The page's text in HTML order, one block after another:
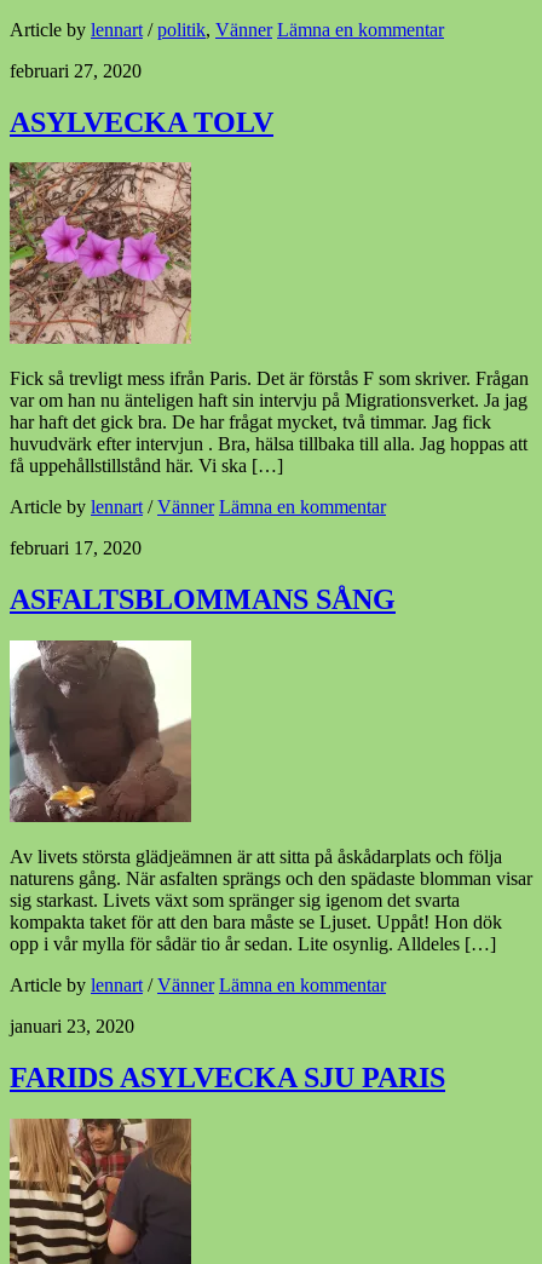
Article by lennart /politik, Vänner Lämna en kommentar
februari 27, 2020
ASYLVECKA TOLV
Fick så trevligt mess ifrån Paris. Det är förstås F som skriver. Frågan
var om han nu änteligen haft sin intervju på Migrationsverket. Ja jag
har haft det gick bra. De har frågat mycket, två timmar. Jag fick
huvudvärk efter intervjun . Bra, hälsa tillbaka till alla. Jag hoppas att
få uppehållstillstånd här. Vi ska […]
Article by lennart /Vänner Lämna en kommentar
februari 17, 2020
ASFALTSBLOMMANS SÅNG
Av livets största glädjeämnen är att sitta på åskådarplats och följa
naturens gång. När asfalten sprängs och den spädaste blomman visar
sig starkast. Livets växt som spränger sig igenom det svarta
kompakta taket för att den bara måste se Ljuset. Uppåt! Hon dök
opp i vår mylla för sådär tio år sedan. Lite osynlig. Alldeles […]
Article by lennart /Vänner Lämna en kommentar
januari 23, 2020
FARIDS ASYLVECKA SJU PARIS